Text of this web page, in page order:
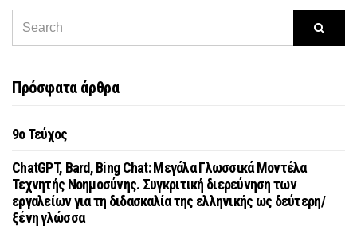
Πρόσφατα άρθρα
9o Τεύχος
ChatGPT, Bard, Bing Chat: Μεγάλα Γλωσσικά Μοντέλα
Τεχνητής Νοημοσύνης. Συγκριτική διερεύνηση των
εργαλείων για τη διδασκαλία της ελληνικής ως δεύτερη/
ξένη γλώσσα